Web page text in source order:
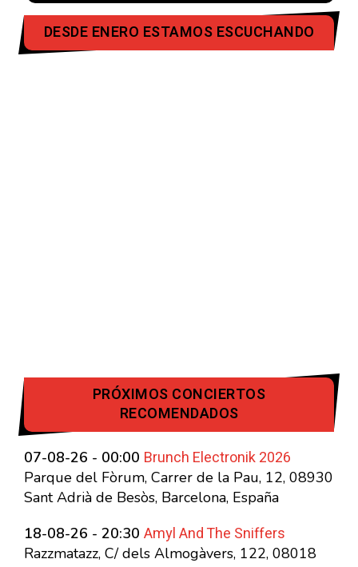
DESDE ENERO ESTAMOS ESCUCHANDO
PRÓXIMOS CONCIERTOS
RECOMENDADOS
07-08-26 - 00:00 Brunch Electronik 2026
Parque del Fòrum, Carrer de la Pau, 12, 08930
Sant Adrià de Besòs, Barcelona, España
18-08-26 - 20:30 Amyl And The Sniffers
Razzmatazz, C/ dels Almogàvers, 122, 08018